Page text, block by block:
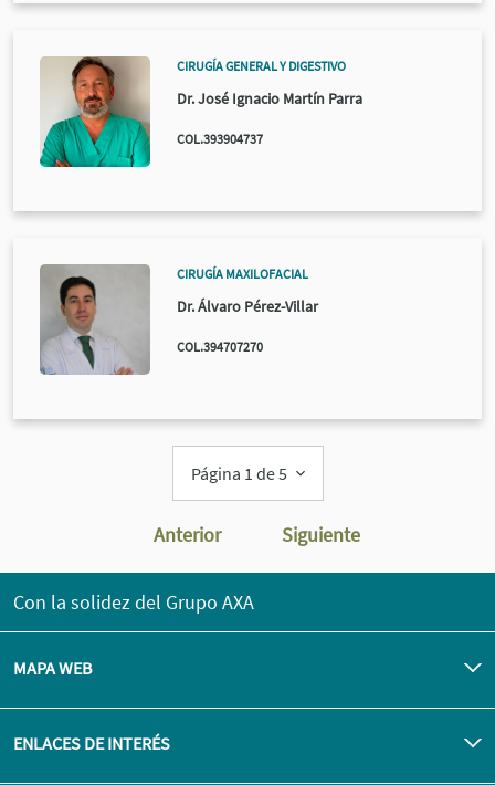
CIRUGÍA GENERAL Y DIGESTIVO
Dr. José Ignacio Martín Parra
COL.393904737
CIRUGÍA MAXILOFACIAL
Dr. Álvaro Pérez-Villar
COL.394707270
Página 1 de 5
Anterior Siguiente
Con la solidez del Grupo AXA
MAPA WEB
ENLACES DE INTERÉS